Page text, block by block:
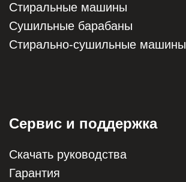
Стиральные машины
Сушильные барабаны
Стирально-сушильные машины
Сервис и поддержка
Скачать руководства
Гарантия